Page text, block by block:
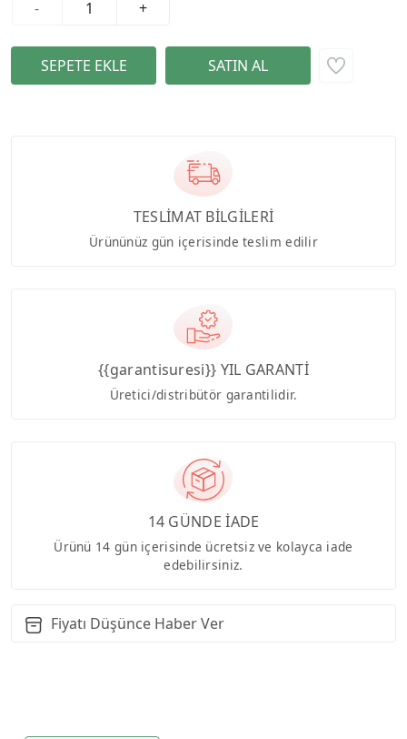
-
+
TESLİMAT BİLGİLERİ
Ürününüz gün içerisinde teslim edilir
{{garantisuresi}} YIL GARANTİ
Üretici/distribütör garantilidir.
14 GÜNDE İADE
Ürünü 14 gün içerisinde ücretsiz ve kolayca iade
edebilirsiniz.
Fiyatı Düşünce Haber Ver